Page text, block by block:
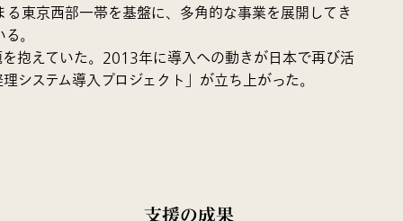
東京西部一帯を基盤に、多角的な事業を展開してき
。
抱えていた。2013年に導入への動きが日本で再び活
ステム導入プロジェクト」が立ち上がった。
支援の成果